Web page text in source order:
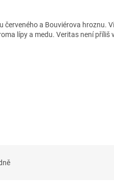
červeného a Bouviérova hroznu.
lípy a medu. Veritas není příliš